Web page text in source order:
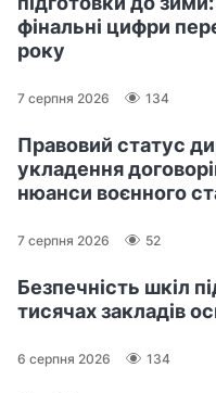
фінальні цифри
року
7 серпня 2026 134
Правовий статус
укладення
нюанси воєнного
7 серпня 2026 52
Безпечність шкіл
тисячах закладів
6 серпня 2026 134